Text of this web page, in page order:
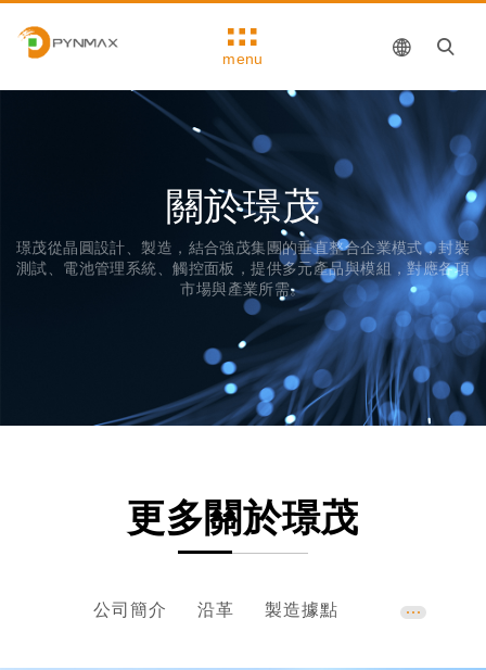
menu
關於璟茂
璟茂從晶圓設計、製造，結合強茂集團的垂直整合企業模式，封裝
測試、電池管理系統、觸控面板，提供多元產品與模組，對應各項
市場與產業所需。
更多關於璟茂
公司簡介 沿革
製造據點